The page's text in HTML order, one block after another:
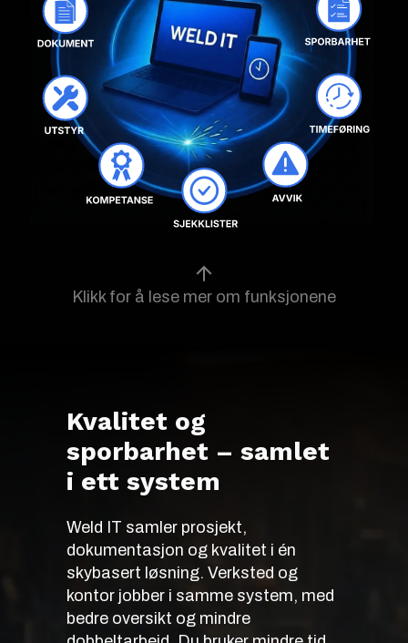
Klikk for å lese mer om funksjonene
Kvalitet og
sporbarhet – samlet
i ett system
Weld IT samler prosjekt,
dokumentasjon og kvalitet i én
skybasert løsning. Verksted og
kontor jobber i samme system, med
bedre oversikt og mindre